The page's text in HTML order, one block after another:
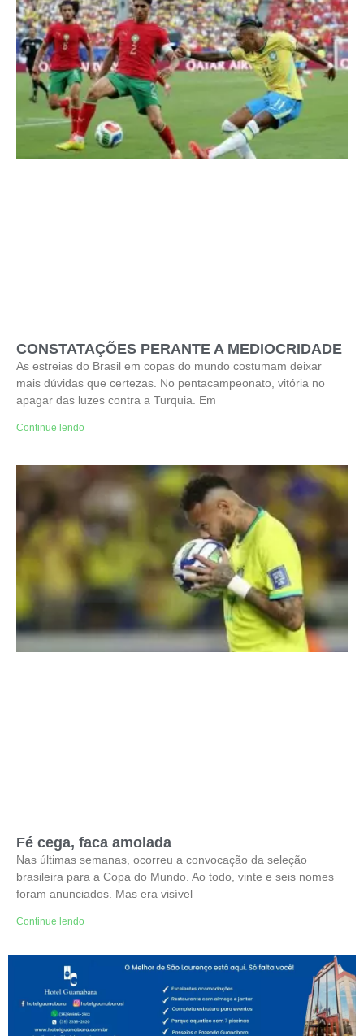
CONSTATAÇÕES PERANTE A MEDIOCRIDADE
As estreias do Brasil em copas do mundo costumam deixar
mais dúvidas que certezas. No pentacampeonato, vitória no
apagar das luzes contra a Turquia. Em
Continue lendo
Fé cega, faca amolada
Nas últimas semanas, ocorreu a convocação da seleção
brasileira para a Copa do Mundo. Ao todo, vinte e seis nomes
foram anunciados. Mas era visível
Continue lendo